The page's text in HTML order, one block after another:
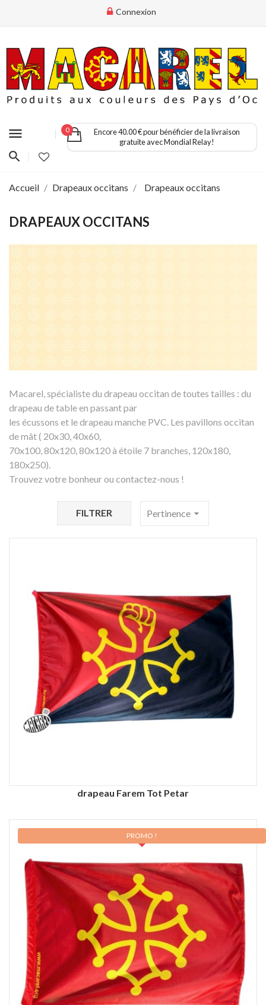
Connexion
menu 0
Encore 40.00 € pour bénéficier de la livraison
gratuite avec Mondial Relay!
Accueil Drapeaux occitans Drapeaux occitans
DRAPEAUX OCCITANS
Macarel, spécialiste du drapeau occitan de toutes tailles : du
drapeau de table en passant par
les écussons et le drapeau manche PVC. Les pavillons occitan
de mât ( 20x30, 40x60,
70x100, 80x120, 80x120 à étoile 7 branches, 120x180,
180x250).
Trouvez votre bonheur ou contactez-nous !
FILTRER Pertinencearrow_drop_down
drapeau Farem Tot Petar
PROMO !